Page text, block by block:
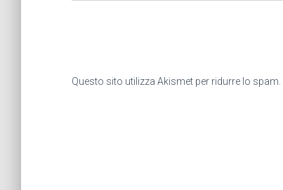
Questo sito utilizza Akismet per ridurre lo spam.